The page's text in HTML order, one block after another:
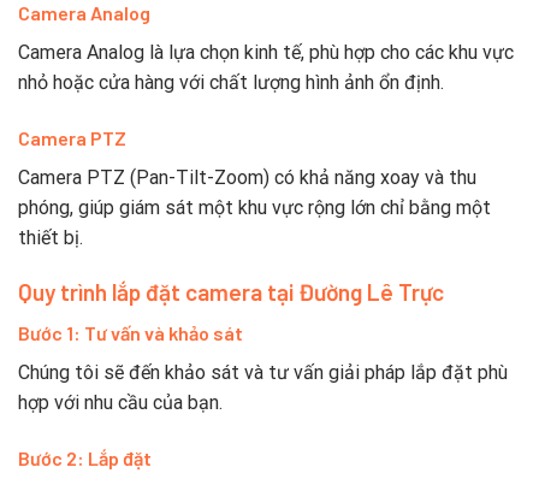
Camera Analog
Camera Analog là lựa chọn kinh tế, phù hợp cho các khu vực
nhỏ hoặc cửa hàng với chất lượng hình ảnh ổn định.
Camera PTZ
Camera PTZ (Pan-Tilt-Zoom) có khả năng xoay và thu
phóng, giúp giám sát một khu vực rộng lớn chỉ bằng một
thiết bị.
Quy trình lắp đặt camera tại Đường Lê Trực
Bước 1: Tư vấn và khảo sát
Chúng tôi sẽ đến khảo sát và tư vấn giải pháp lắp đặt phù
hợp với nhu cầu của bạn.
Bước 2: Lắp đặt